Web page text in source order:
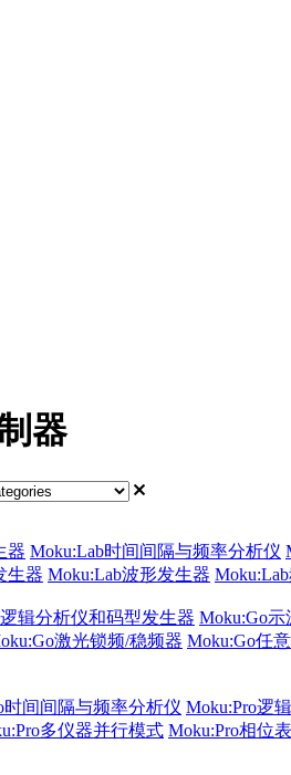
器
器 Moku:Lab时间间隔与频率分析仪
生器 Moku:Lab波形发生器
辑分析仪和码型发生器 Moku:Go
激光锁频/稳频器 Moku:Go任
时间间隔与频率分析仪 Moku:Pro逻
多仪器并行模式 Moku:Pro相位表